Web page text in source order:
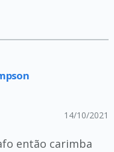
14/10/2021
então carimba